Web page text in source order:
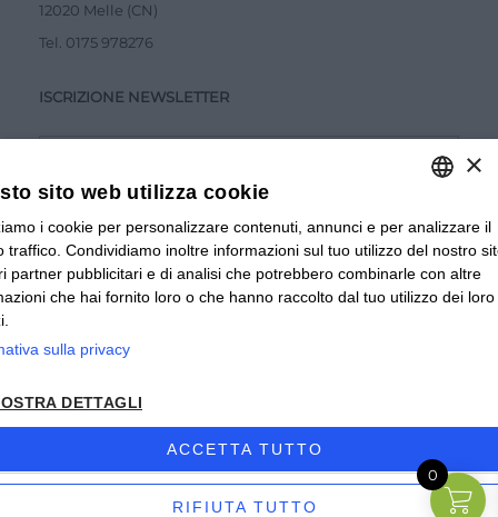
12020 Melle (CN)
Tel. 0175 978276
ISCRIZIONE NEWSLETTER
Accetto la Privacy Policy
INVIA
Privacy policy|
Condizioni di Vendita Rivenditori
Accessibilità| Sito creato daetinet.it 0
ITALIAN
FRENCH
×
sito web utilizza cookie
i cookie per personalizzare contenuti, annunci e per analizzare il
traffico. Condividiamo inoltre informazioni sul tuo utilizzo del nostro
partner pubblicitari e di analisi che potrebbero combinarle con altre
che hai fornito loro o che hanno raccolto dal tuo utilizzo dei loro
sulla privacy
DETTAGLI
ACCETTA TUTTO
RIFIUTA TUTTO